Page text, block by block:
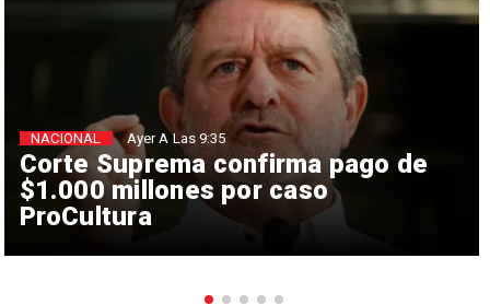
Corte Suprema confirma pago de
$1.000 millones por caso
ProCultura
NACIONAL Ayer A Las 9:35